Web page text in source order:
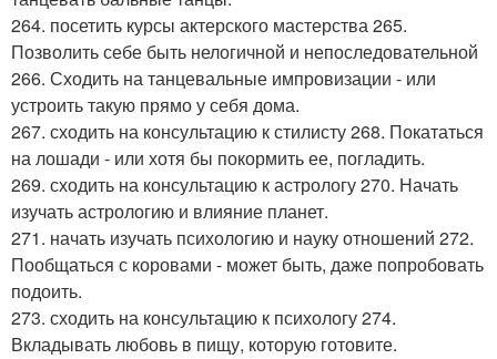
264. посетить курсы актерского мастерства 265.
Позволить себе быть нелогичной и непоследовательной
266. Сходить на танцевальные импровизации - или
устроить такую прямо у себя дома.
267. сходить на консультацию к стилисту 268. Покататься
на лошади - или хотя бы покормить ее, погладить.
269. сходить на консультацию к астрологу 270. Начать
изучать астрологию и влияние планет.
271. начать изучать психологию и науку отношений 272.
Пообщаться с коровами - может быть, даже попробовать
подоить.
273. сходить на консультацию к психологу 274.
Вкладывать любовь в пищу, которую готовите.